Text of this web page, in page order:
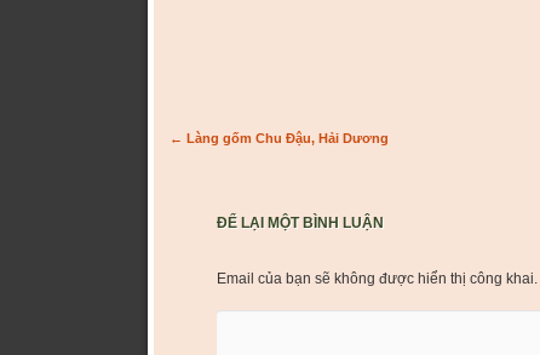
Post navigation
← Làng gốm Chu Đậu, Hải Dương
ĐỂ LẠI MỘT BÌNH LUẬN
Email của bạn sẽ không được hiển thị công khai.